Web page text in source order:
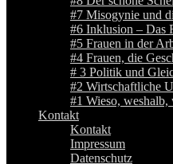
#7 Misogynie und
#6 Inklusion – Das
#5 Frauen in der
#4 Frauen, die
# 3 Politik und
#2 Wirtschaftliche
#1 Wieso, weshalb,
Kontakt
Kontakt
Impressum
Datenschutz